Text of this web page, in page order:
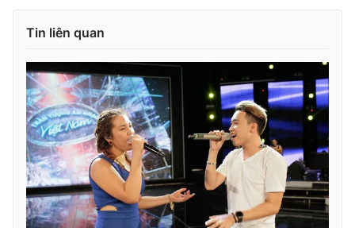
VTV Sức khoẻ
Thị trường 24h Tấm lòng Việt
VTV4 Vươn mình bằng AI
VTV9 VTV8
Liên hệ tòa soạn English
Tin liên quan